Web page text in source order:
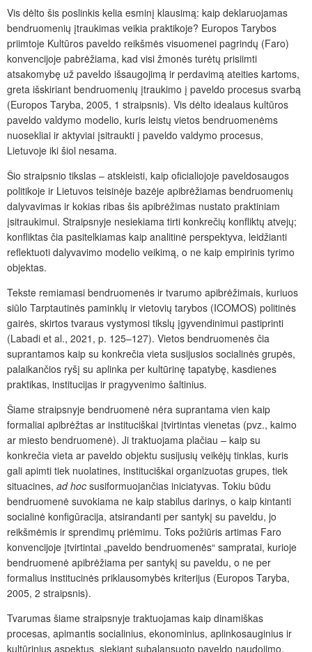
Vis dėlto šis poslinkis kelia esminį klausimą: kaip deklaruojamas
bendruomenių įtraukimas veikia praktikoje? Europos Tarybos
priimtoje Kultūros paveldo reikšmės visuomenei pagrindų (Faro)
konvencijoje pabrėžiama, kad visi žmonės turėtų prisiimti
atsakomybę už paveldo išsaugojimą ir perdavimą ateities kartoms,
greta išskiriant bendruomenių įtraukimo į paveldo procesus svarbą
(Europos Taryba, 2005, 1 straipsnis). Vis dėlto idealaus kultūros
paveldo valdymo modelio, kuris leistų vietos bendruomenėms
nuosekliai ir aktyviai įsitraukti į paveldo valdymo procesus,
Lietuvoje iki šiol nesama.
Šio straipsnio tikslas – atskleisti, kaip oficialiojoje paveldosaugos
politikoje ir Lietuvos teisinėje bazėje apibrėžiamas bendruomenių
dalyvavimas ir kokias ribas šis apibrėžimas nustato praktiniam
įsitraukimui. Straipsnyje nesiekiama tirti konkrečių konfliktų atvejų;
konfliktas čia pasitelkiamas kaip analitinė perspektyva, leidžianti
reflektuoti dalyvavimo modelio veikimą, o ne kaip empirinis tyrimo
objektas.
Tekste remiamasi bendruomenės ir tvarumo apibrėžimais, kuriuos
siūlo Tarptautinės paminklų ir vietovių tarybos (ICOMOS) politinės
gairės, skirtos tvaraus vystymosi tikslų įgyvendinimui pastiprinti
(Labadi et al., 2021, p. 125–127). Vietos bendruomenės čia
suprantamos kaip su konkrečia vieta susijusios socialinės grupės,
palaikančios ryšį su aplinka per kultūrinę tapatybę, kasdienes
praktikas, institucijas ir pragyvenimo šaltinius.
Šiame straipsnyje bendruomenė nėra suprantama vien kaip
formaliai apibrėžtas ar instituciškai įtvirtintas vienetas (pvz., kaimo
ar miesto bendruomenė). Ji traktuojama plačiau – kaip su
konkrečia vieta ar paveldo objektu susijusių veikėjų tinklas, kuris
gali apimti tiek nuolatines, instituciškai organizuotas grupes, tiek
situacines, ad hoc susiformuojančias iniciatyvas. Tokiu būdu
bendruomenė suvokiama ne kaip stabilus darinys, o kaip kintanti
socialinė konfigūracija, atsirandanti per santykį su paveldu, jo
reikšmėmis ir sprendimų priėmimu. Toks požiūris artimas Faro
konvencijoje įtvirtintai „paveldo bendruomenės“ sampratai, kurioje
bendruomenė apibrėžiama per santykį su paveldu, o ne per
formalius institucinės priklausomybės kriterijus (Europos Taryba,
2005, 2 straipsnis).
Tvarumas šiame straipsnyje traktuojamas kaip dinamiškas
procesas, apimantis socialinius, ekonominius, aplinkosauginius ir
kultūrinius aspektus, siekiant subalansuoto paveldo naudojimo,